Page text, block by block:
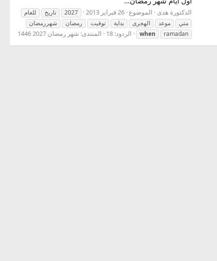
الدكتورة هدى الموضوع 26 فبراير 2013 2027 تاريخ
للعام
متي
موعد الهجرى بداية توقيت رمضان
شهررمضان
ramadan
when الردود: 18 المنتدى: شهر رمضان 2027 1446